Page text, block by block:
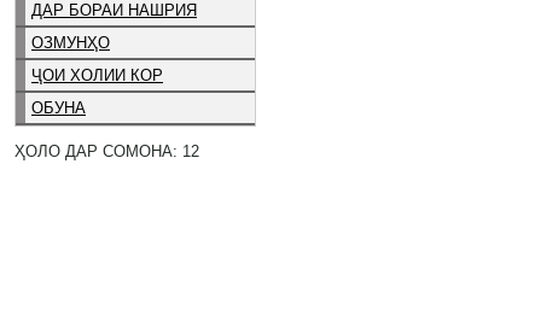
ДАР БОРАИ НАШРИЯ
ОЗМУНҲО
ҶОИ ХОЛИИ КОР
ОБУНА
ҲОЛО ДАР СОМОНА: 12